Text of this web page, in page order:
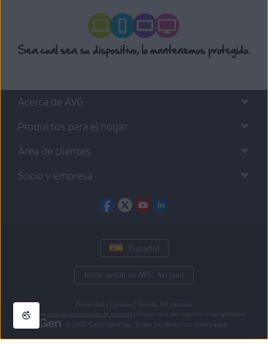
Acerca de AVG
Productos para el hogar
Área de clientes
Socio y empresa
Español
Inicie sesión en AVG Account
Privacidad Cookies
Desistir del contrato
Todas las
marcas comerciales de terceros
pertenecen a sus respectivos propietarios.
© 2026 Gen Digital Inc. Todos los derechos reservados.